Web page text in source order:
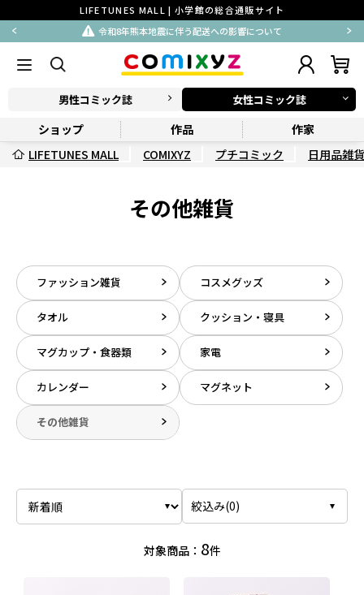
LIFETUNES MALL | 小学館の総合通販サイト
令和8年熊本地震に伴う配送への影響について
男性コミック誌 女性コミック誌
ショップ 作品
作家
LIFETUNES MALL
COMIXYZ プチコミック 日用品雑貨
その他雑貨
ファッション雑貨 コスメグッズ
タオル クッション・寝具
マグカップ・食器類 家電
カレンダー マグネット
その他雑貨
絞込み(0)
対象商品： 8件